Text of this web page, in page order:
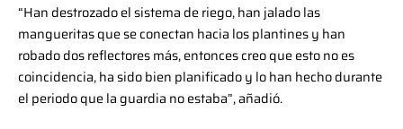
“Han destrozado el sistema de riego, han jalado las
mangueritas que se conectan hacia los plantines y han
robado dos reflectores más, entonces creo que esto no es
coincidencia, ha sido bien planificado y lo han hecho durante
el periodo que la guardia no estaba”, añadió.